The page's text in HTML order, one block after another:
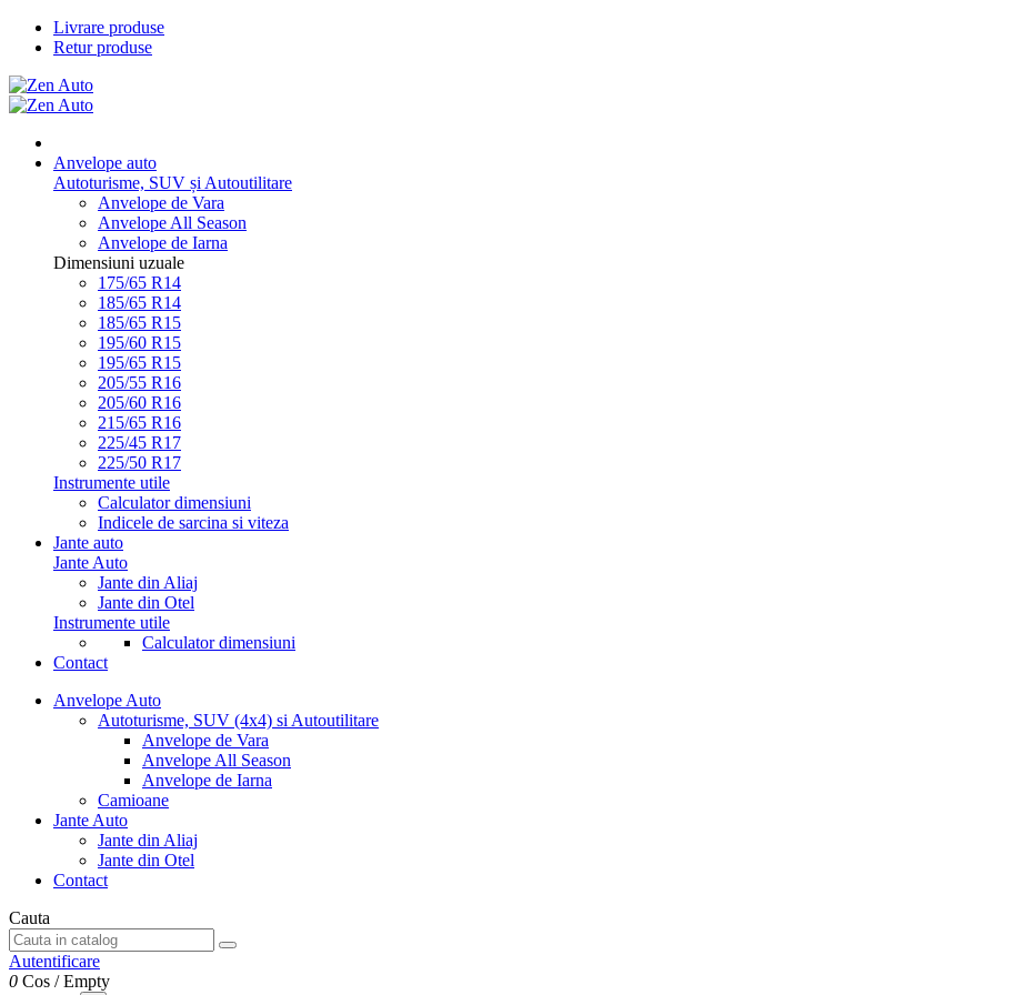
Livrare produse
Retur produse
Anvelope auto
Autoturisme, SUV și Autoutilitare
Anvelope de Vara
Anvelope All Season
Anvelope de Iarna
Dimensiuni uzuale
175/65 R14
185/65 R14
185/65 R15
195/60 R15
195/65 R15
205/55 R16
205/60 R16
215/65 R16
225/45 R17
225/50 R17
Instrumente utile
Calculator dimensiuni
Indicele de sarcina si viteza
Jante auto
Jante Auto
Jante din Aliaj
Jante din Otel
Instrumente utile
Calculator dimensiuni
Contact
Anvelope Auto
Autoturisme, SUV (4x4) si Autoutilitare
Anvelope de Vara
Anvelope All Season
Anvelope de Iarna
Camioane
Jante Auto
Jante din Aliaj
Jante din Otel
Contact
Cauta
Autentificare
0 Cos /Empty